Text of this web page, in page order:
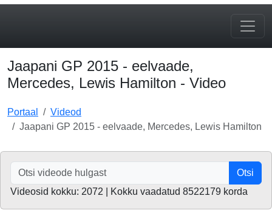
Jaapani GP 2015 - eelvaade,
Mercedes, Lewis Hamilton - Video
Portaal
Videod
Jaapani GP 2015 - eelvaade, Mercedes, Lewis Hamilton
Otsi
Videosid kokku: 2072 | Kokku vaadatud 8522179 korda